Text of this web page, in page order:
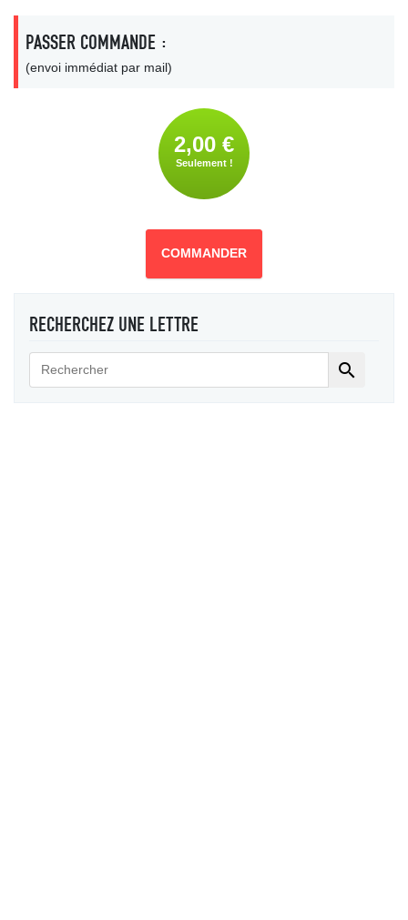
PASSER COMMANDE :
(envoi immédiat par mail)
2,00 €
Seulement !
COMMANDER
RECHERCHEZ UNE LETTRE
